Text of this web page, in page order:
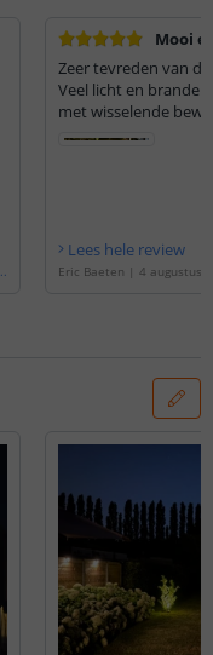
Mooi
Zeer tevreden van
Veel licht en branden
met wisselende
Lees hele review
Eric Baeten | 4 augustus